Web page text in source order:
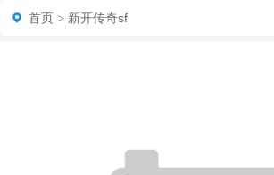
首页 > 新开传奇sf